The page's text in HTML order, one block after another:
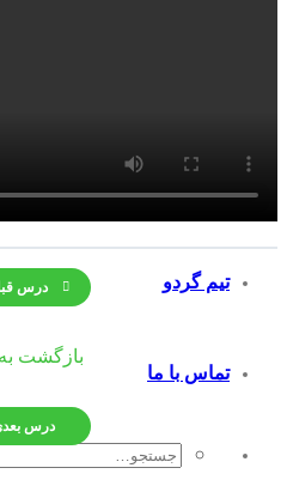
نوجوانان
تیم گردو
تماس با ما
جستجو
درس
بازگشت
درس